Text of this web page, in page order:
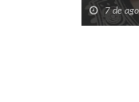
7 de